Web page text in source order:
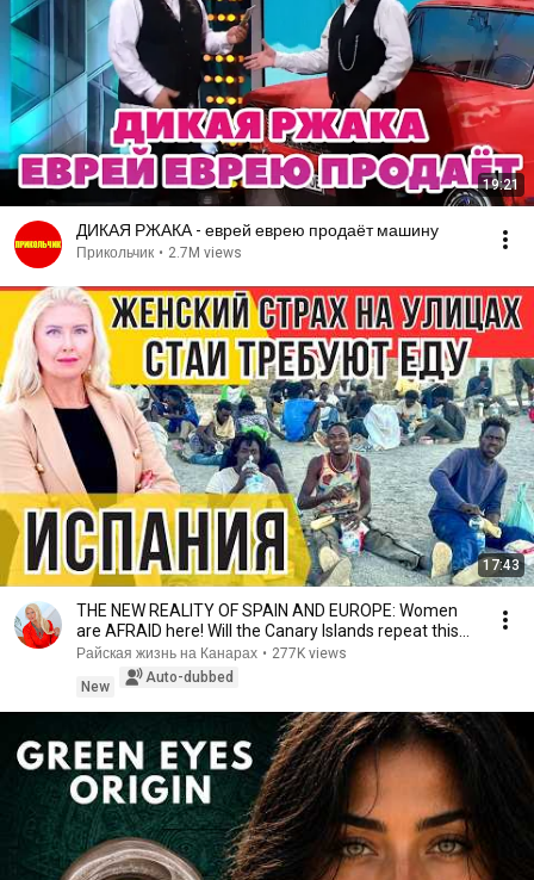
19:21
ДИКАЯ РЖАКА - еврей еврею продаёт машину
Прикольчик • 2.7M views
17:43
THE NEW REALITY OF SPAIN AND EUROPE: Women
are AFRAID here! Will the Canary Islands repeat this
n...
Райская жизнь на Канарах • 277K views
New
Auto-dubbed